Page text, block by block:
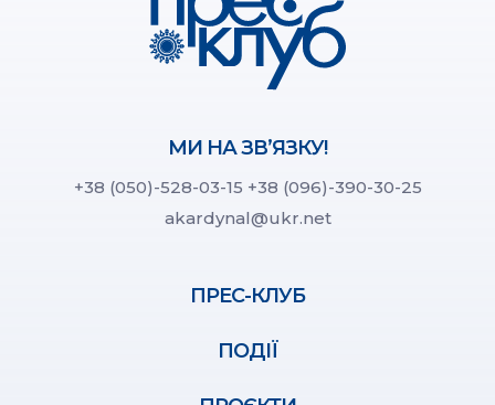
МИ НА ЗВ’ЯЗКУ!
+38 (050)-528-03-15 +38 (096)-390-30-25
akardynal@ukr.net
ПРЕС-КЛУБ
ПОДІЇ